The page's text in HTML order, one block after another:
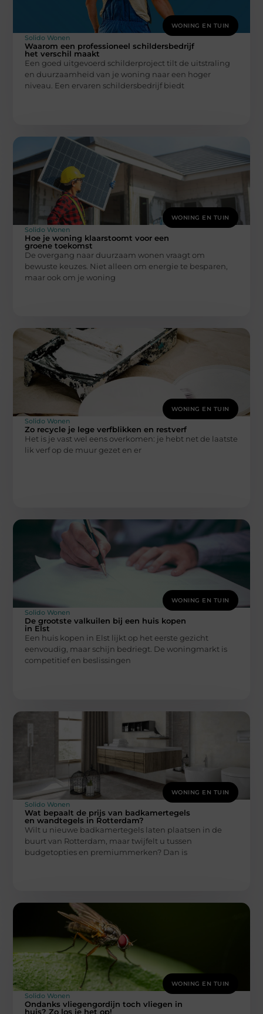
WONING EN TUIN
Solido Wonen
Waarom een professioneel schildersbedrijf
het verschil maakt
Een goed uitgevoerd schilderproject tilt de uitstraling
en duurzaamheid van je woning naar een hoger
niveau. Een ervaren schildersbedrijf biedt
WONING EN TUIN
Solido Wonen
Hoe je woning klaarstoomt voor een
groene toekomst
De overgang naar duurzaam wonen vraagt om
bewuste keuzes. Niet alleen om energie te besparen,
maar ook om je woning
WONING EN TUIN
Solido Wonen
Zo recycle je lege verfblikken en restverf
Het is je vast wel eens overkomen: je hebt net de laatste
lik verf op de muur gezet en er
WONING EN TUIN
Solido Wonen
De grootste valkuilen bij een huis kopen
in Elst
Een huis kopen in Elst lijkt op het eerste gezicht
eenvoudig, maar schijn bedriegt. De woningmarkt is
competitief en beslissingen
WONING EN TUIN
Solido Wonen
Wat bepaalt de prijs van badkamertegels
en wandtegels in Rotterdam?
Wilt u nieuwe badkamertegels laten plaatsen in de
buurt van Rotterdam, maar twijfelt u tussen
budgetopties en premiummerken? Dan is
WONING EN TUIN
Solido Wonen
Ondanks vliegengordijn toch vliegen in
huis? Zo los je het op!